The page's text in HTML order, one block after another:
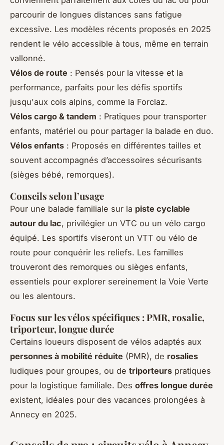
parcourir de longues distances sans fatigue
excessive. Les modèles récents proposés en 2025
rendent le vélo accessible à tous, même en terrain
vallonné.
Vélos de route : Pensés pour la vitesse et la
performance, parfaits pour les défis sportifs
jusqu'aux cols alpins, comme la Forclaz.
Vélos cargo & tandem : Pratiques pour transporter
enfants, matériel ou pour partager la balade en duo.
Vélos enfants : Proposés en différentes tailles et
souvent accompagnés d’accessoires sécurisants
(sièges bébé, remorques).
Conseils selon l’usage
Pour une balade familiale sur la piste cyclable
autour du lac, privilégier un VTC ou un vélo cargo
équipé. Les sportifs viseront un VTT ou vélo de
route pour conquérir les reliefs. Les familles
trouveront des remorques ou sièges enfants,
essentiels pour explorer sereinement la Voie Verte
ou les alentours.
Focus sur les vélos spécifiques : PMR, rosalie,
triporteur, longue durée
Certains loueurs disposent de vélos adaptés aux
personnes à mobilité réduite (PMR), de rosalies
ludiques pour groupes, ou de triporteurs pratiques
pour la logistique familiale. Des offres longue durée
existent, idéales pour des vacances prolongées à
Annecy en 2025.